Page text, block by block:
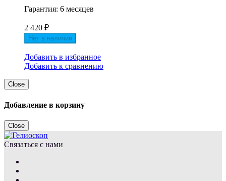
Гарантия: 6 месяцев
2 420 ₽
Нет в наличии
Добавить в избранное
Добавить к сравнению
Close
Добавление в корзину
Close
Связаться с нами